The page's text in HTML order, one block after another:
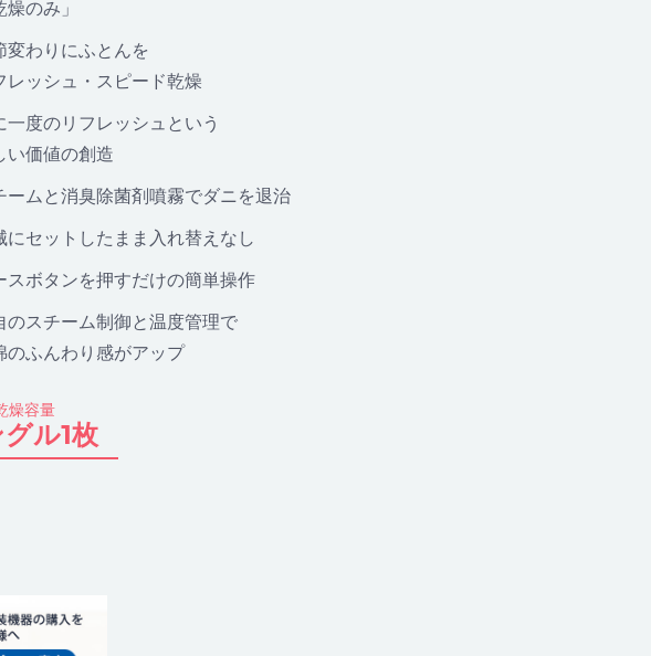
燥のみ」
変わりにふとんを
レッシュ・スピード乾燥
一度のリフレッシュという
い価値の創造
ームと消臭除菌剤噴霧でダニを退治
にセットしたまま入れ替えなし
スボタンを押すだけの簡単操作
のスチーム制御と温度管理で
のふんわり感がアップ
燥容量
ル1枚